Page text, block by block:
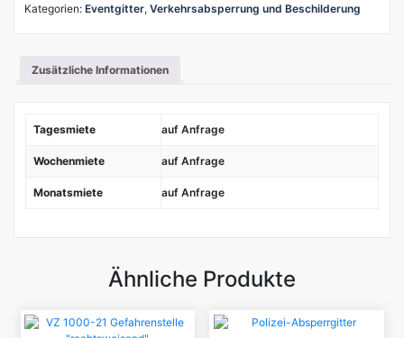
Kategorien: Eventgitter, Verkehrsabsperrung und Beschilderung
Zusätzliche Informationen
Tagesmiete auf Anfrage
Wochenmiete auf Anfrage
Monatsmiete auf Anfrage
Ähnliche Produkte